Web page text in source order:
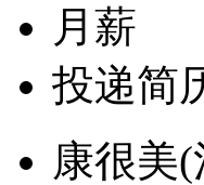
月薪
投递简
康很美